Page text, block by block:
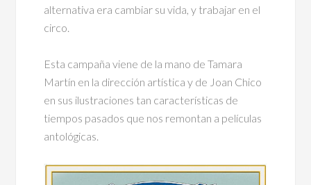
alternativa era cambiar su vida, y trabajar en el
circo.
Esta campaña viene de la mano de Tamara
Martín en la dirección artística y de Joan Chico
en sus ilustraciones tan características de
tiempos pasados que nos remontan a películas
antológicas.